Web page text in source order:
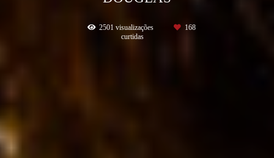
2501 visualizações
168
curtidas